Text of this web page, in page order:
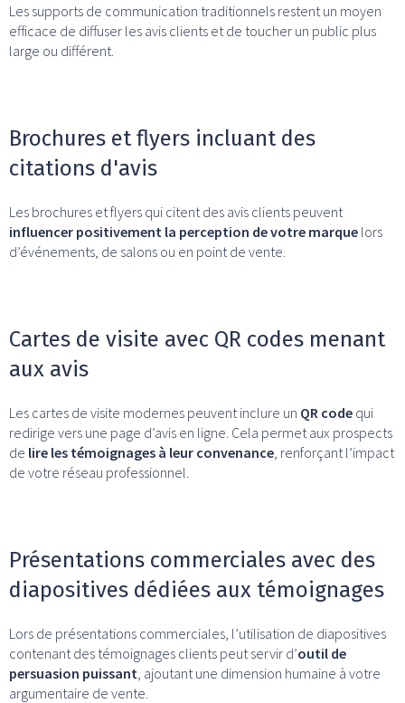
Les supports de communication traditionnels restent un moyen
efficace de diffuser les avis clients et de toucher un public plus
large ou différent.
Brochures et flyers incluant des
citations d'avis
Les brochures et flyers qui citent des avis clients peuvent
influencer positivement la perception de votre marque lors
d’événements, de salons ou en point de vente.
Cartes de visite avec QR codes menant
aux avis
Les cartes de visite modernes peuvent inclure un QR code qui
redirige vers une page d’avis en ligne. Cela permet aux prospects
de lire les témoignages à leur convenance , renforçant l’impact
de votre réseau professionnel.
Présentations commerciales avec des
diapositives dédiées aux témoignages
Lors de présentations commerciales, l’utilisation de diapositives
contenant des témoignages clients peut servir d’outil de
persuasion puissant , ajoutant une dimension humaine à votre
argumentaire de vente.